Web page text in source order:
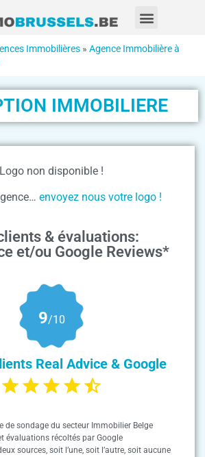
Immobilières » Agence Immobilière à
IMMOBILIERE
Logo non disponible !
envoyez nous votre logo !
& évaluations:
et/ou Google Reviews*
9/10
Real Advice & Google
de sondage du secteur Immobilier Belge
évaluations récoltés par Google
sources, soit l’une, soit l’autre, soit aucune